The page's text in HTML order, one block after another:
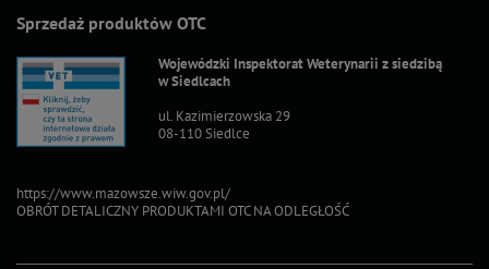
Sprzedaż produktów OTC
Wojewódzki Inspektorat Weterynarii z siedzibą
w Siedlcach
ul. Kazimierzowska 29
08-110 Siedlce
https://www.mazowsze.wiw.gov.pl/
OBRÓT DETALICZNY PRODUKTAMI OTC NA ODLEGŁOŚĆ